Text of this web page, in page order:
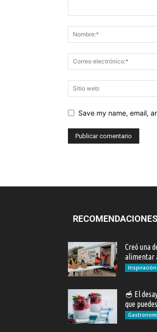
Save my name, email,
Creó una
alimentar
Inspiración
🥣 El
que